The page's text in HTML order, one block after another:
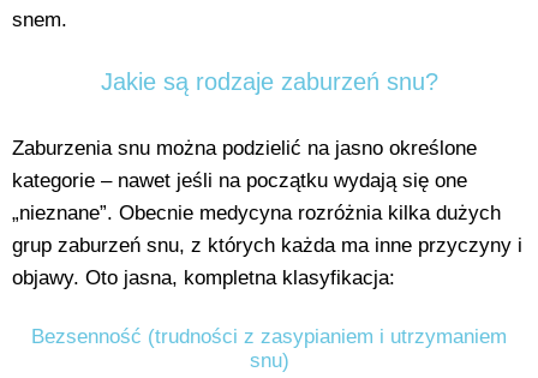
snem.
Jakie są rodzaje zaburzeń snu?
Zaburzenia snu można podzielić na jasno określone
kategorie – nawet jeśli na początku wydają się one
„nieznane”. Obecnie medycyna rozróżnia kilka dużych
grup zaburzeń snu, z których każda ma inne przyczyny i
objawy. Oto jasna, kompletna klasyfikacja:
Bezsenność (trudności z zasypianiem i utrzymaniem
snu)